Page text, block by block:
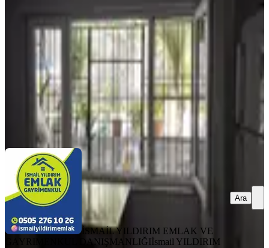
Onikişubat, Abdülhamid Han Mahallesi
5+1·240 m²·03.05.2026
4.500.000 ₺ 4.600.000 ₺
İSMAİL YILDIRIM EMLAK VE GAYRIMENKUL
DANIŞMANLIĞIİsmail YILDIRIM
İSMAİL YILDIRIM EMLAK VE
GAYRIMENKUL DANIŞMANLIĞIİsmail YILDIRIM
Ara